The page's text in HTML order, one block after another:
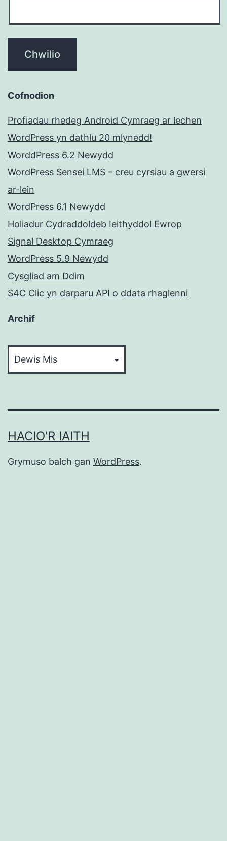
Cofnodion
Profiadau rhedeg Android Cymraeg ar lechen
WordPress yn dathlu 20 mlynedd!
WorddPress 6.2 Newydd
WordPress Sensei LMS – creu cyrsiau a gwersi
ar-lein
WordPress 6.1 Newydd
Holiadur Cydraddoldeb Ieithyddol Ewrop
Signal Desktop Cymraeg
WordPress 5.9 Newydd
Cysgliad am Ddim
S4C Clic yn darparu API o ddata rhaglenni
Archif
HACIO'R IAITH
Grymuso balch gan WordPress.